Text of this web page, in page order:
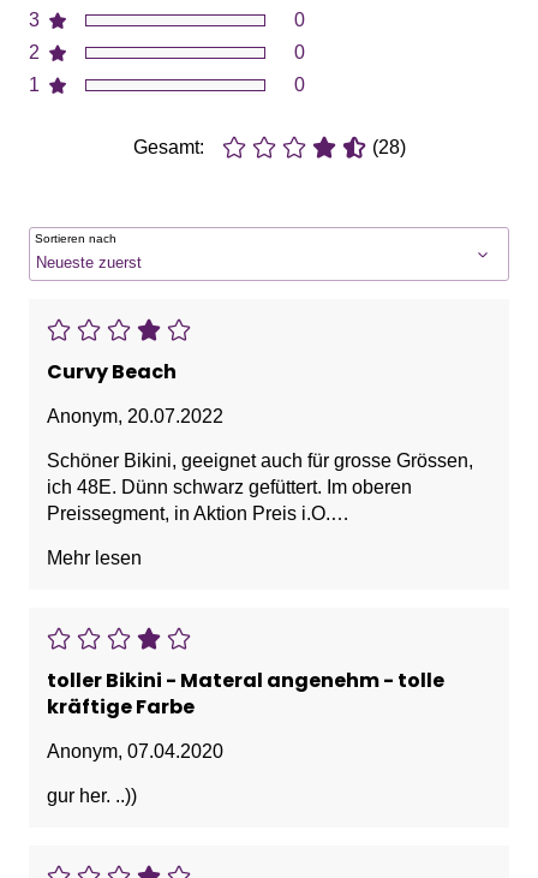
3
2
1
0
0
0
Gesamt: (28)
Sortieren nach
Curvy Beach
Anonym, 20.07.2022
Schöner Bikini, geeignet auch für grosse Grössen,
ich 48E. Dünn schwarz gefüttert. Im oberen
Preissegment, in Aktion Preis i.O.
Vorteile: dünn schwarz gefüttert, für grosse Grössen
Mehr lesen
toller Bikini - Materal angenehm - tolle
kräftige Farbe
Anonym, 07.04.2020
gur her. ..))